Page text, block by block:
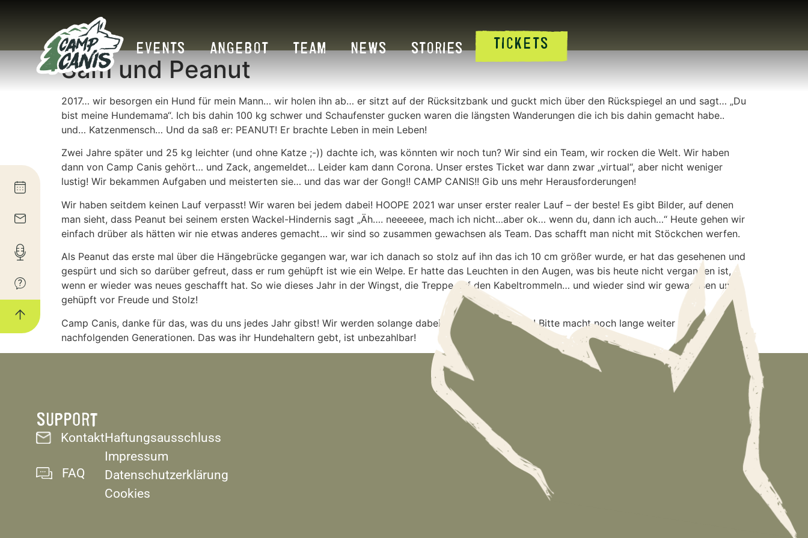
EVENTS ANGEBOT TEAM NEWS STORIES TICKETS
Sam und Peanut
2017… wir besorgen ein Hund für mein Mann… wir holen ihn ab… er sitzt auf der Rücksitzbank und guckt mich über den Rückspiegel an und sagt… „Du
bist meine Hundemama“. Ich bis dahin 100 kg schwer und Schaufenster gucken waren die längsten Wanderungen die ich bis dahin gemacht habe..
und… Katzenmensch… Und da saß er: PEANUT! Er brachte Leben in mein Leben!
Zwei Jahre später und 25 kg leichter (und ohne Katze ;-)) dachte ich, was könnten wir noch tun? Wir sind ein Team, wir rocken die Welt. Wir haben
dann von Camp Canis gehört… und Zack, angemeldet… Leider kam dann Corona. Unser erstes Ticket war dann zwar „virtual“, aber nicht weniger
lustig! Wir bekammen Aufgaben und meisterten sie… und das war der Gong!! CAMP CANIS!! Gib uns mehr Herausforderungen!
Wir haben seitdem keinen Lauf verpasst! Wir waren bei jedem dabei! HOOPE 2021 war unser erster realer Lauf – der beste! Es gibt Bilder, auf denen
man sieht, dass Peanut bei seinem ersten Wackel-Hindernis sagt „Äh…. neeeeee, mach ich nicht…aber ok… wenn du, dann ich auch…“ Heute gehen wir
einfach drüber als hätten wir nie etwas anderes gemacht… wir sind so zusammen gewachsen als Team. Das schafft man nicht mit Stöckchen werfen.
Als Peanut das erste mal über die Hängebrücke gegangen war, war ich danach so stolz auf ihn das ich 10 cm größer wurde, er hat das gesehenen und
gespürt und sich so darüber gefreut, dass er rum gehüpft ist wie ein Welpe. Er hatte das Leuchten in den Augen, was bis heute nicht vergangen ist,
wenn er wieder was neues geschafft hat. So wie dieses Jahr in der Wingst, die Treppe auf den Kabeltrommeln… und wieder sind wir gewachsen und
gehüpft vor Freude und Stolz!
Camp Canis, danke für das, was du uns jedes Jahr gibst! Wir werden solange dabei sein wie wir können! Bitte macht noch lange weiter für die
nachfolgenden Generationen. Das was ihr Hundehaltern gebt, ist unbezahlbar!
SUPPORT
Kontakt
FAQ
Haftungsausschluss
Impressum
Datenschutzerklärung
Cookies